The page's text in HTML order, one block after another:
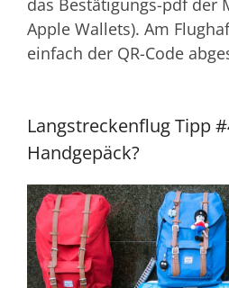
das Bestätigungs-pdf der
Apple Wallets). Am
einfach der QR-Code
Langstreckenflug Tipp
Handgepäck?